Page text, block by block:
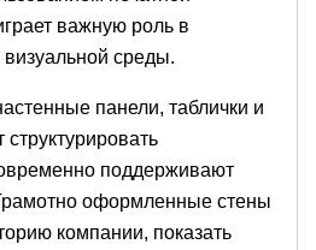
важную роль в
среды.
панели, таблички и
поддерживают
оформленные стены
компании, показать